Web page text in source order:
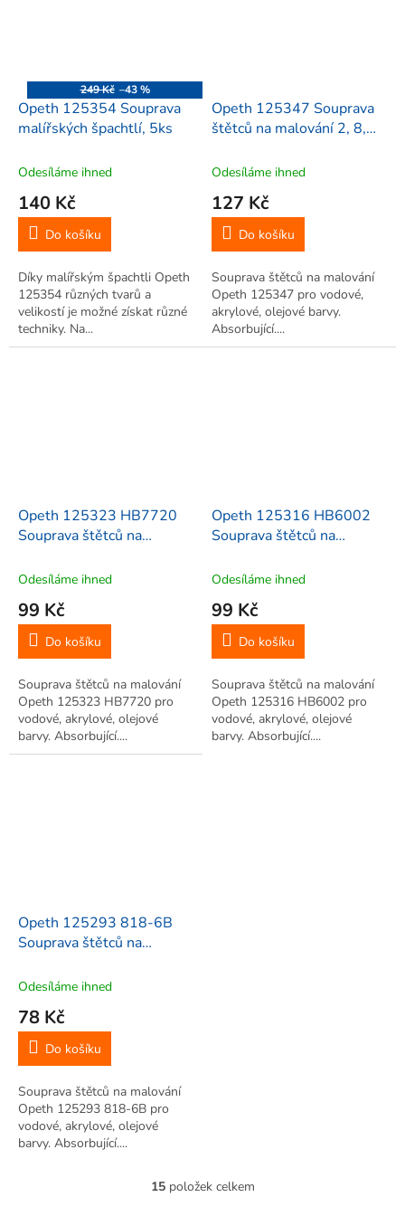
249 Kč –43 %
Opeth 125354 Souprava
malířských špachtlí, 5ks
Odesíláme ihned
140 Kč
Do košíku
Díky malířským špachtli Opeth
125354 různých tvarů a
velikostí je možné získat různé
techniky. Na...
Opeth 125347 Souprava
štětců na malování 2, 8,
Odesíláme ihned
127 Kč
Do košíku
Souprava štětců na malování
Opeth 125347 pro vodové,
akrylové, olejové barvy.
Absorbující....
Opeth 125323 HB7720
Souprava štětců na
6 ks
Odesíláme ihned
99 Kč
Do košíku
Souprava štětců na malování
Opeth 125323 HB7720 pro
vodové, akrylové, olejové
barvy. Absorbující....
Opeth 125316 HB6002
Souprava štětců na
6ks
Odesíláme ihned
99 Kč
Do košíku
Souprava štětců na malování
Opeth 125316 HB6002 pro
vodové, akrylové, olejové
barvy. Absorbující....
Opeth 125293 818-6B
Souprava štětců na
6 ks
Odesíláme ihned
78 Kč
Do košíku
Souprava štětců na malování
Opeth 125293 818-6B pro
vodové, akrylové, olejové
barvy. Absorbující....
O
15položek celkem